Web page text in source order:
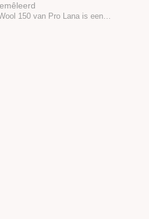
150 van Pro Lana is een…